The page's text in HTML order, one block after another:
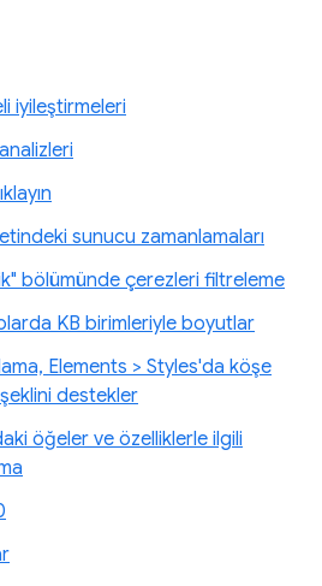
iyileştirmeleri
sunucu zamanlamaları
bölümünde çerezleri filtreleme
KB birimleriyle boyutlar
Elements > Styles'da köşe
destekler
öğeler ve özelliklerle ilgili